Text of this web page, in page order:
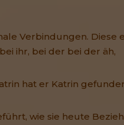
Verbindungen. Diese
ihr, bei der bei der äh,
hat er Katrin
wie sie heute